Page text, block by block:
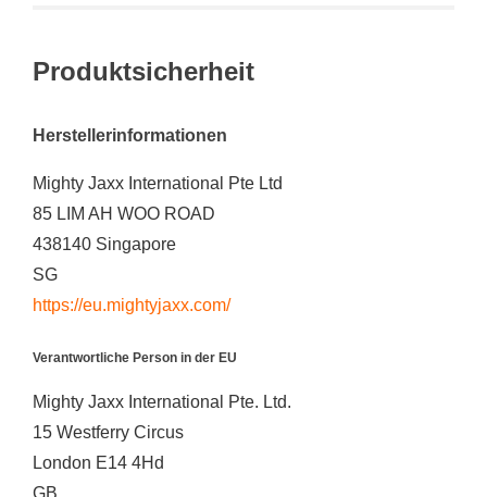
Produktsicherheit
Herstellerinformationen
Mighty Jaxx International Pte Ltd
85 LIM AH WOO ROAD
438140 Singapore
SG
https://eu.mightyjaxx.com/
Verantwortliche Person in der EU
Mighty Jaxx International Pte. Ltd.
15 Westferry Circus
London E14 4Hd
GB